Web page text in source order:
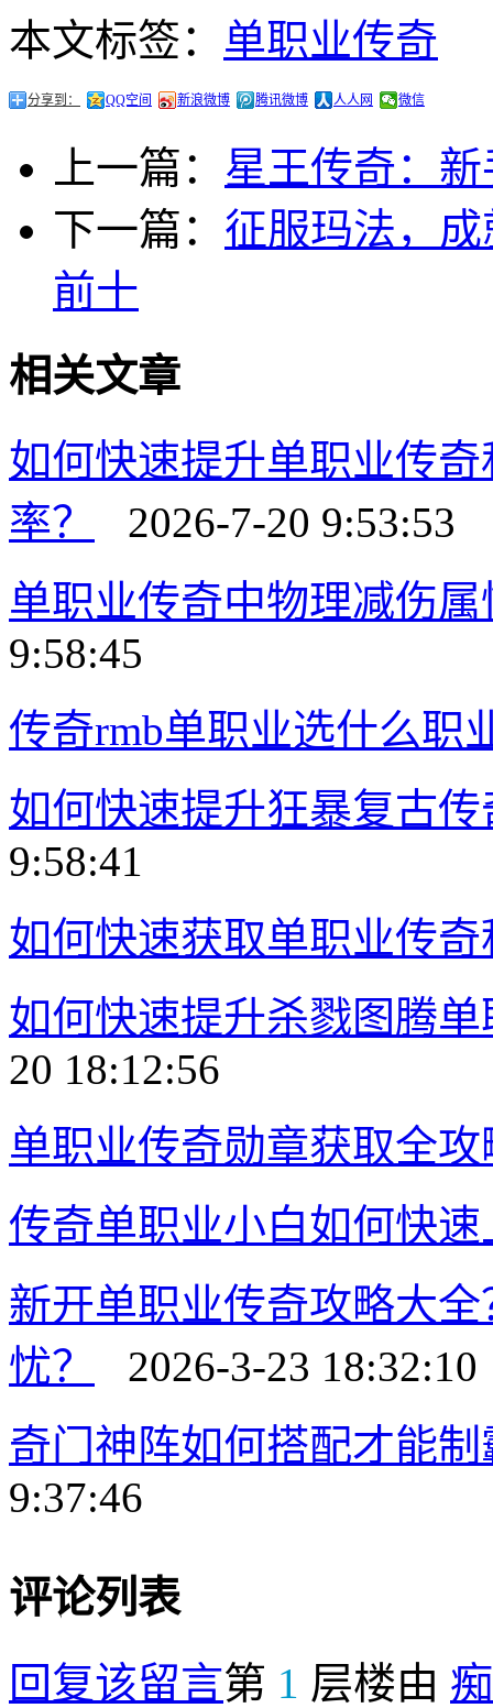
本文标签： 单职业传奇
分享到： QQ空间 新浪微博 腾讯微博 人人网 微信
上一篇： 星王传奇：
下一篇： 征服玛法，
前十
相关文章
如何快速提升单职业传
率？
2026-7-20 9:53:53
单职业传奇中物理减伤
9:58:45
传奇rmb单职业选什么职
如何快速提升狂暴复古
9:58:41
如何快速获取单职业传奇
如何快速提升杀戮图腾
20 18:12:56
单职业传奇勋章获取全攻
传奇单职业小白如何快速
新开单职业传奇攻略大
忧？
2026-3-23 18:32:10
奇门神阵如何搭配才能
9:37:46
评论列表
回复该留言第 1 层楼由